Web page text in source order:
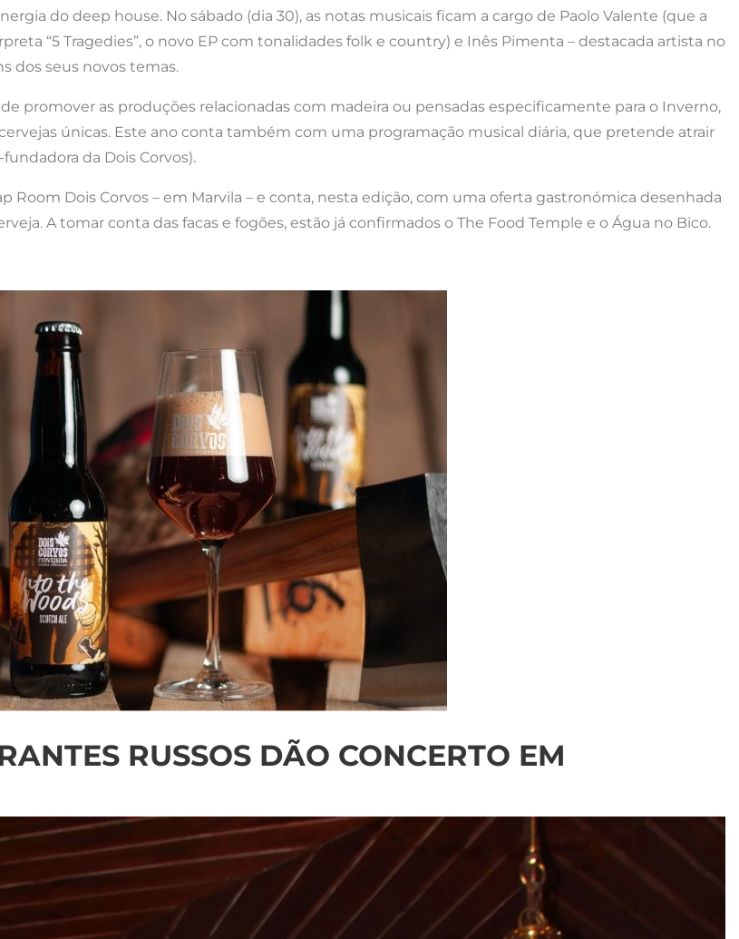
do deep house. No sábado (dia 30), as notas musicais ficam a cargo de Paolo Valente (que a
“5 Tragedies”, o novo EP com tonalidades folk e country) e Inês Pimenta – destacada artista no
dos seus novos temas.
promover as produções relacionadas com madeira ou pensadas especificamente para o Inverno,
únicas. Este ano conta também com uma programação musical diária, que pretende atrair
da Dois Corvos).
Dois Corvos – em Marvila – e conta, nesta edição, com uma oferta gastronómica desenhada
A tomar conta das facas e fogões, estão já confirmados o The Food Temple e o Água no Bico.
RUSSOS DÃO CONCERTO EM